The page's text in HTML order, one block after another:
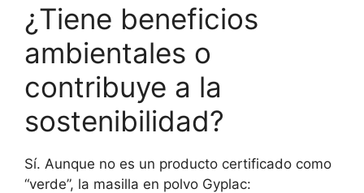
¿Tiene beneficios
ambientales o
contribuye a la
sostenibilidad?
Sí. Aunque no es un producto certificado como
“verde”, la masilla en polvo Gyplac: